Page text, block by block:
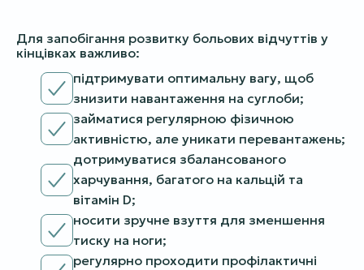
Для запобігання розвитку больових відчуттів у
кінцівках важливо:
підтримувати оптимальну вагу, щоб
знизити навантаження на суглоби;
займатися регулярною фізичною
активністю, але уникати перевантажень;
дотримуватися збалансованого
харчування, багатого на кальцій та
вітамін D;
носити зручне взуття для зменшення
тиску на ноги;
регулярно проходити профілактичні